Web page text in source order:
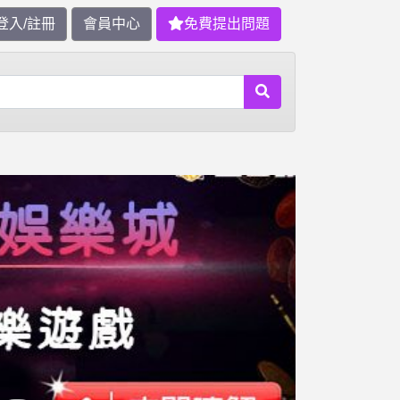
入/註冊 會員中心 免費提出問題